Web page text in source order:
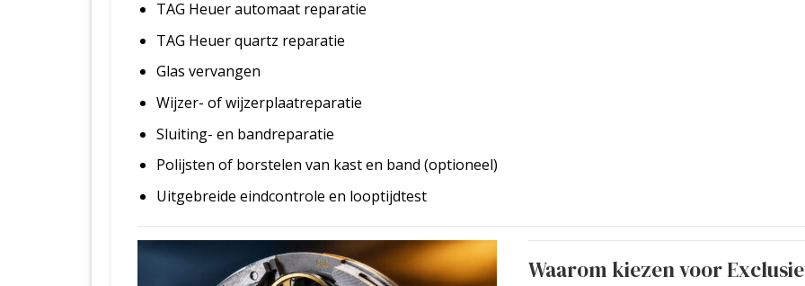
TAG Heuer automaat reparatie
TAG Heuer quartz reparatie
Glas vervangen
Wijzer- of wijzerplaatreparatie
Sluiting- en bandreparatie
Polijsten of borstelen van kast en band (optioneel)
Uitgebreide eindcontrole en looptijdtest
Waarom kiezen voor